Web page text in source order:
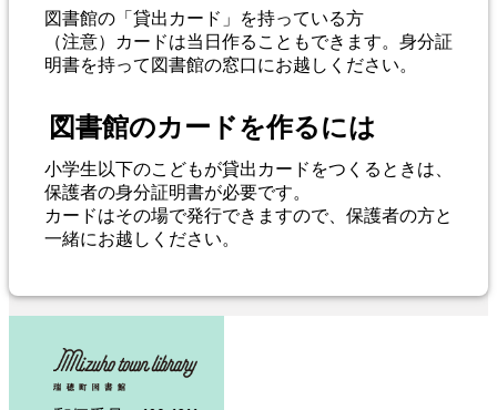
図書館の「貸出カード」を持っている方
（注意）カードは当日作ることもできます。身分証
明書を持って図書館の窓口にお越しください。
図書館のカードを作るには
小学生以下のこどもが貸出カードをつくるときは、
保護者の身分証明書が必要です。
カードはその場で発行できますので、保護者の方と
一緒にお越しください。